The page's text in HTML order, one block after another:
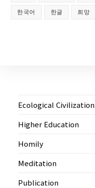
한국어 한글 희망
Ecological Civilization
Higher Education
Homily
Meditation
Publication